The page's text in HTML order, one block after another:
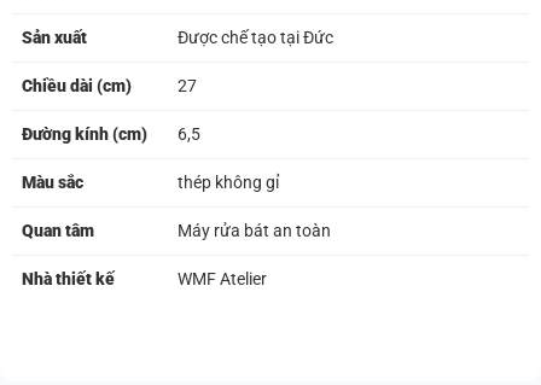
Sản xuất Được chế tạo tại Đức
Chiều dài (cm) 27
Đường kính (cm) 6,5
Màu sắc thép không gỉ
Quan tâm Máy rửa bát an toàn
Nhà thiết kế WMF Atelier